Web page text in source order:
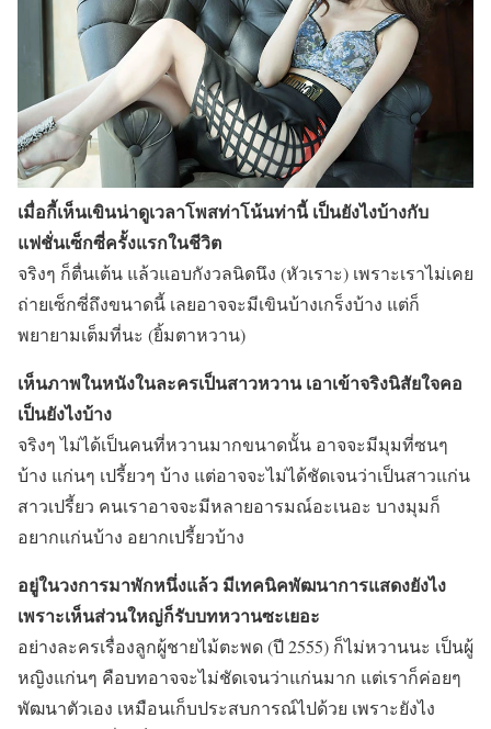
เมื่อกี้เห็นเขินน่าดูเวลาโพสท่าโน้นท่านี้ เป็นยังไงบ้างกับ
แฟชั่นเซ็กซี่ครั้งแรกในชีวิต
จริงๆ ก็ตื่นเต้น แล้วแอบกังวลนิดนึง (หัวเราะ) เพราะเราไม่เคย
ถ่ายเซ็กซี่ถึงขนาดนี้ เลยอาจจะมีเขินบ้างเกร็งบ้าง แต่ก็
พยายามเต็มที่นะ (ยิ้มตาหวาน)
เห็นภาพในหนังในละครเป็นสาวหวาน เอาเข้าจริงนิสัยใจคอ
เป็นยังไงบ้าง
จริงๆ ไม่ได้เป็นคนที่หวานมากขนาดนั้น อาจจะมีมุมที่ซนๆ
บ้าง แก่นๆ เปรี้ยวๆ บ้าง แต่อาจจะไม่ได้ชัดเจนว่าเป็นสาวแก่น
สาวเปรี้ยว คนเราอาจจะมีหลายอารมณ์อะเนอะ บางมุมก็
อยากแก่นบ้าง อยากเปรี้ยวบ้าง
อยู่ในวงการมาพักหนึ่งแล้ว มีเทคนิคพัฒนาการแสดงยังไง
เพราะเห็นส่วนใหญ่ก็รับบทหวานซะเยอะ
อย่างละครเรื่องลูกผู้ชายไม้ตะพด (ปี 2555) ก็ไม่หวานนะ เป็นผู้
หญิงแก่นๆ คือบทอาจจะไม่ชัดเจนว่าแก่นมาก แต่เราก็ค่อยๆ
พัฒนาตัวเอง เหมือนเก็บประสบการณ์ไปด้วย เพราะยังไง